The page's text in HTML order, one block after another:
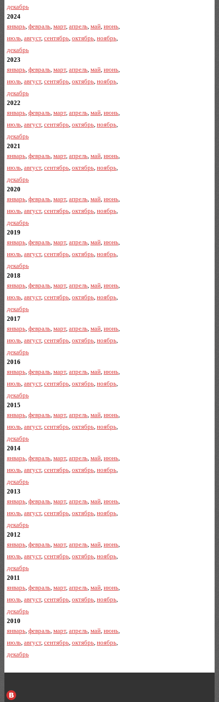
декабрь
2024
январь, февраль, март, апрель, май, июнь,
июль, август, сентябрь, октябрь, ноябрь,
декабрь
2023
январь, февраль, март, апрель, май, июнь,
июль, август, сентябрь, октябрь, ноябрь,
декабрь
2022
январь, февраль, март, апрель, май, июнь,
июль, август, сентябрь, октябрь, ноябрь,
декабрь
2021
январь, февраль, март, апрель, май, июнь,
июль, август, сентябрь, октябрь, ноябрь,
декабрь
2020
январь, февраль, март, апрель, май, июнь,
июль, август, сентябрь, октябрь, ноябрь,
декабрь
2019
январь, февраль, март, апрель, май, июнь,
июль, август, сентябрь, октябрь, ноябрь,
декабрь
2018
январь, февраль, март, апрель, май, июнь,
июль, август, сентябрь, октябрь, ноябрь,
декабрь
2017
январь, февраль, март, апрель, май, июнь,
июль, август, сентябрь, октябрь, ноябрь,
декабрь
2016
январь, февраль, март, апрель, май, июнь,
июль, август, сентябрь, октябрь, ноябрь,
декабрь
2015
январь, февраль, март, апрель, май, июнь,
июль, август, сентябрь, октябрь, ноябрь,
декабрь
2014
январь, февраль, март, апрель, май, июнь,
июль, август, сентябрь, октябрь, ноябрь,
декабрь
2013
январь, февраль, март, апрель, май, июнь,
июль, август, сентябрь, октябрь, ноябрь,
декабрь
2012
январь, февраль, март, апрель, май, июнь,
июль, август, сентябрь, октябрь, ноябрь,
декабрь
2011
январь, февраль, март, апрель, май, июнь,
июль, август, сентябрь, октябрь, ноябрь,
декабрь
2010
январь, февраль, март, апрель, май, июнь,
июль, август, сентябрь, октябрь, ноябрь,
декабрь